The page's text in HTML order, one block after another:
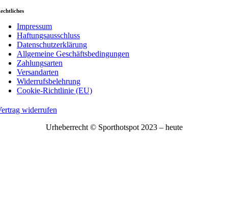
Impressum
Haftungsausschluss
Datenschutzerklärung
Allgemeine Geschäftsbedingungen
Zahlungsarten
Versandarten
Widerrufsbelehrung
Cookie-Richtlinie (EU)
widerrufen
Urheberrecht © Sporthotspot 2023 – heute